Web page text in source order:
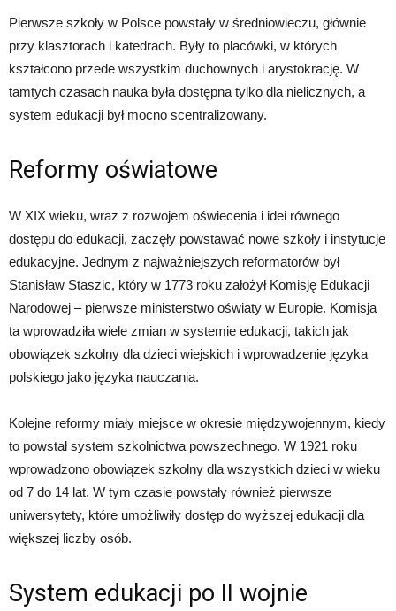
Pierwsze szkoły w Polsce powstały w średniowieczu, głównie
przy klasztorach i katedrach. Były to placówki, w których
kształcono przede wszystkim duchownych i arystokrację. W
tamtych czasach nauka była dostępna tylko dla nielicznych, a
system edukacji był mocno scentralizowany.
Reformy oświatowe
W XIX wieku, wraz z rozwojem oświecenia i idei równego
dostępu do edukacji, zaczęły powstawać nowe szkoły i instytucje
edukacyjne. Jednym z najważniejszych reformatorów był
Stanisław Staszic, który w 1773 roku założył Komisję Edukacji
Narodowej – pierwsze ministerstwo oświaty w Europie. Komisja
ta wprowadziła wiele zmian w systemie edukacji, takich jak
obowiązek szkolny dla dzieci wiejskich i wprowadzenie języka
polskiego jako języka nauczania.
Kolejne reformy miały miejsce w okresie międzywojennym, kiedy
to powstał system szkolnictwa powszechnego. W 1921 roku
wprowadzono obowiązek szkolny dla wszystkich dzieci w wieku
od 7 do 14 lat. W tym czasie powstały również pierwsze
uniwersytety, które umożliwiły dostęp do wyższej edukacji dla
większej liczby osób.
System edukacji po II wojnie